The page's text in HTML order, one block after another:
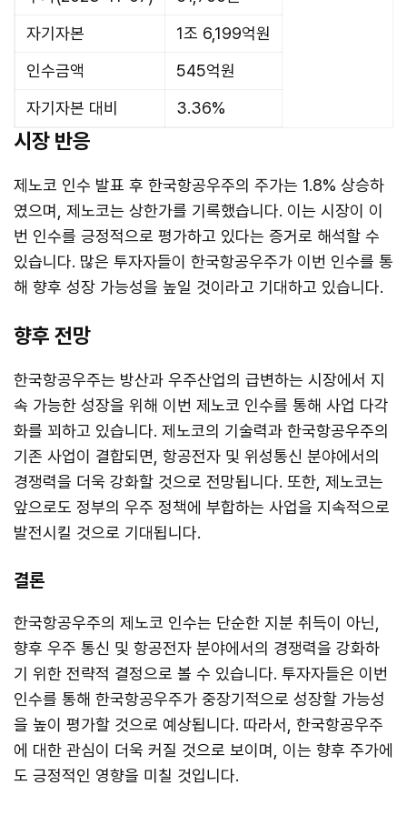
자기자본
1조 6,199억원
인수금액
545억원
자기자본 대비
3.36%
시장 반응
제노코 인수 발표 후 한국항공우주의 주가는 1.8% 상승하
였으며, 제노코는 상한가를 기록했습니다. 이는 시장이 이
번 인수를 긍정적으로 평가하고 있다는 증거로 해석할 수
있습니다. 많은 투자자들이 한국항공우주가 이번 인수를 통
해 향후 성장 가능성을 높일 것이라고 기대하고 있습니다.
향후 전망
한국항공우주는 방산과 우주산업의 급변하는 시장에서 지
속 가능한 성장을 위해 이번 제노코 인수를 통해 사업 다각
화를 꾀하고 있습니다. 제노코의 기술력과 한국항공우주의
기존 사업이 결합되면, 항공전자 및 위성통신 분야에서의
경쟁력을 더욱 강화할 것으로 전망됩니다. 또한, 제노코는
앞으로도 정부의 우주 정책에 부합하는 사업을 지속적으로
발전시킬 것으로 기대됩니다.
결론
한국항공우주의 제노코 인수는 단순한 지분 취득이 아닌,
향후 우주 통신 및 항공전자 분야에서의 경쟁력을 강화하
기 위한 전략적 결정으로 볼 수 있습니다. 투자자들은 이번
인수를 통해 한국항공우주가 중장기적으로 성장할 가능성
을 높이 평가할 것으로 예상됩니다. 따라서, 한국항공우주
에 대한 관심이 더욱 커질 것으로 보이며, 이는 향후 주가에
도 긍정적인 영향을 미칠 것입니다.